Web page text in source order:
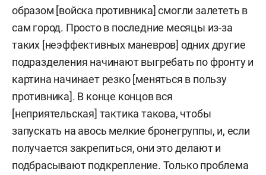
образом [войска противника] смогли залететь в
сам город. Просто в последние месяцы из-за
таких [неэффективных маневров] одних другие
подразделения начинают выгребать по фронту и
картина начинает резко [меняться в пользу
противника]. В конце концов вся
[неприятельская] тактика такова, чтобы
запускать на авось мелкие бронегруппы, и, если
получается закрепиться, они это делают и
подбрасывают подкрепление. Только проблема